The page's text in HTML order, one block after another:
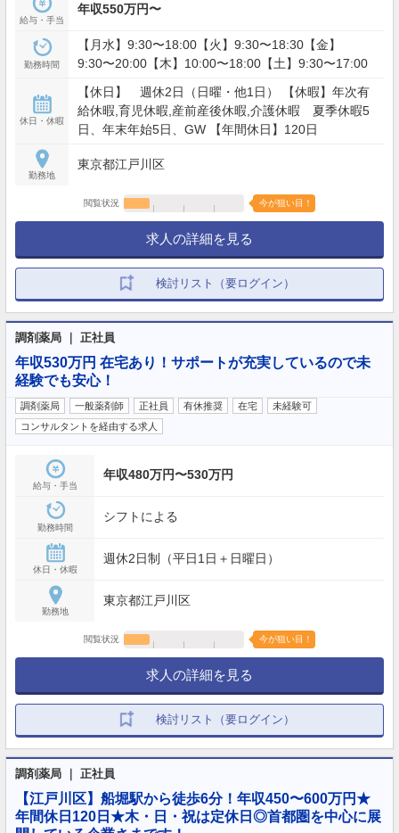
給与・手当
年収550万円〜
勤務時間
【月水】9:30〜18:00【火】9:30〜18:30【金】
9:30〜20:00【木】10:00〜18:00【土】9:30〜17:00
休日・休暇
【休日】 週休2日（日曜・他1日） 【休暇】年次有
給休暇,育児休暇,産前産後休暇,介護休暇 夏季休暇5
日、年末年始5日、GW 【年間休日】120日
勤務地
東京都江戸川区
閲覧状況 今が狙い目！
求人の詳細を見る
検討リスト（要ログイン）
調剤薬局 ｜ 正社員
年収530万円 在宅あり！サポートが充実しているので未
経験でも安心！
調剤薬局 一般薬剤師 正社員 有休推奨 在宅
未経験可
コンサルタントを経由する求人
給与・手当
年収480万円〜530万円
勤務時間
シフトによる
休日・休暇
週休2日制（平日1日＋日曜日）
勤務地
東京都江戸川区
閲覧状況 今が狙い目！
求人の詳細を見る
検討リスト（要ログイン）
調剤薬局 ｜ 正社員
【江戸川区】船堀駅から徒歩6分！年収450〜600万円★
年間休日120日★木・日・祝は定休日◎首都圏を中心に展